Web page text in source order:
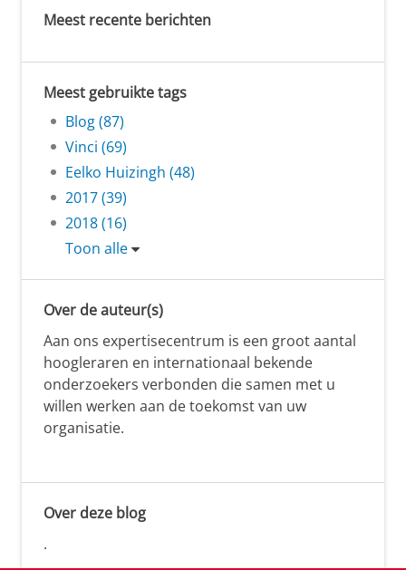
Meest recente berichten
Meest gebruikte tags
Blog (87)
Vinci (69)
Eelko Huizingh (48)
2017 (39)
2018 (16)
Toon alle
Over de auteur(s)
Aan ons expertisecentrum is een groot aantal
hoogleraren en internationaal bekende
onderzoekers verbonden die samen met u
willen werken aan de toekomst van uw
organisatie.
Over deze blog
.